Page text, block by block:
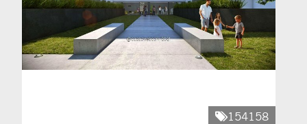
154158